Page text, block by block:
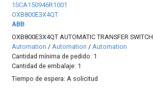
1SCA150946R1001
OXB800E3X4QT
ABB
OXB800E3X4QT AUTOMATIC TRANSFER SWITCH
Automation /Automation /Automation
Cantidad mínima de pedido: 1
Cantidad de embalaje: 1
Tiempo de espera:A solicitud